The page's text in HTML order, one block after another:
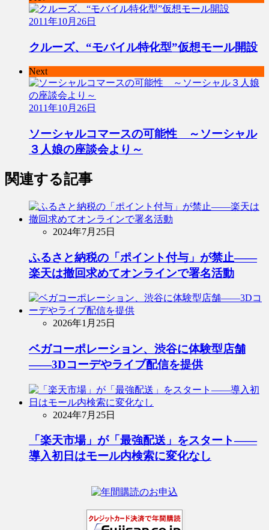
2011年10月26日
クルーズ、“モバイル特化型”仮想モール開設
Next
2011年10月26日
ソーシャルコマースの可能性 ～ソーシャル
３人娘の座談会より～
関連する記事
2024年7月25日
ふるさと納税の「ポイント付与」が禁止――
楽天は撤回求めてオンラインで署名活動
2026年1月25日
ベガコーポレーション、渋谷に体験型店舗
――3Dコーデやライブ配信を提供
2024年7月25日
「楽天市場」が「最強配送」をスタート――
導入初日はモール内検索に変化なし